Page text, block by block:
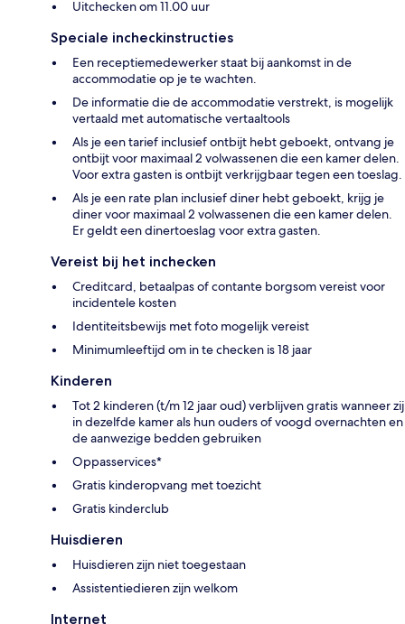
Uitchecken om 11.00 uur
Speciale incheckinstructies
Een receptiemedewerker staat bij aankomst in de
accommodatie op je te wachten.
De informatie die de accommodatie verstrekt, is mogelijk
vertaald met automatische vertaaltools
Als je een tarief inclusief ontbijt hebt geboekt, ontvang je
ontbijt voor maximaal 2 volwassenen die een kamer delen.
Voor extra gasten is ontbijt verkrijgbaar tegen een toeslag.
Als je een rate plan inclusief diner hebt geboekt, krijg je
diner voor maximaal 2 volwassenen die een kamer delen.
Er geldt een dinertoeslag voor extra gasten.
Vereist bij het inchecken
Creditcard, betaalpas of contante borgsom vereist voor
incidentele kosten
Identiteitsbewijs met foto mogelijk vereist
Minimumleeftijd om in te checken is 18 jaar
Kinderen
Tot 2 kinderen (t/m 12 jaar oud) verblijven gratis wanneer zij
in dezelfde kamer als hun ouders of voogd overnachten en
de aanwezige bedden gebruiken
Oppasservices*
Gratis kinderopvang met toezicht
Gratis kinderclub
Huisdieren
Huisdieren zijn niet toegestaan
Assistentiedieren zijn welkom
Internet